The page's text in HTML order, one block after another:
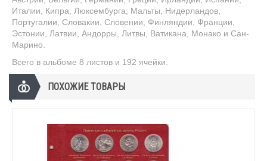
Италии, Кипра, Люксембурга, Мальты, Нидерландов,
Португалии, Словакии, Словении, Финляндии, Франции,
Эстонии, Латвии, Андорры, Литвы, Ватикана, Монако и Сан-
Марино.
Всего в альбоме 8 листов и 192 ячейки.
ПОХОЖИЕ ТОВАРЫ